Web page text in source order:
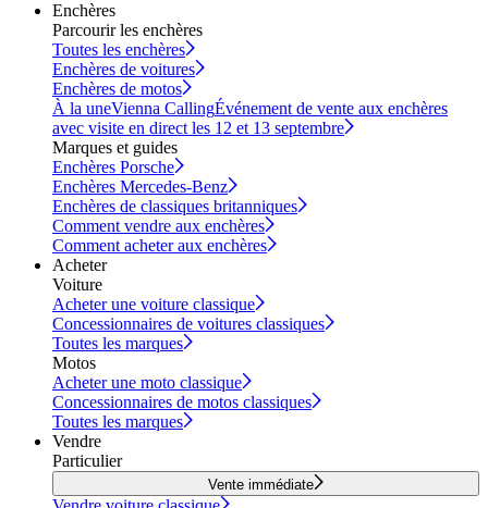
Enchères
Parcourir les enchères
Toutes les enchères
Enchères de voitures
Enchères de motos
À la uneVienna CallingÉvénement de vente aux enchères
avec visite en direct les 12 et 13 septembre
Marques et guides
Enchères Porsche
Enchères Mercedes-Benz
Enchères de classiques britanniques
Comment vendre aux enchères
Comment acheter aux enchères
Acheter
Voiture
Acheter une voiture classique
Concessionnaires de voitures classiques
Toutes les marques
Motos
Acheter une moto classique
Concessionnaires de motos classiques
Toutes les marques
Vendre
Particulier
Vente immédiate